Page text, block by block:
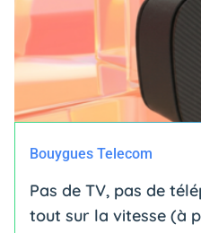
Bouygues Telecom
Pas de TV, pas de
tout sur la vitesse (à